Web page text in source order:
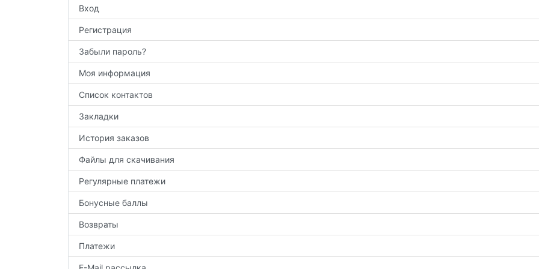
Вход
Регистрация
Забыли пароль?
Моя информация
Список контактов
Закладки
История заказов
Файлы для скачивания
Регулярные платежи
Бонусные баллы
Возвраты
Платежи